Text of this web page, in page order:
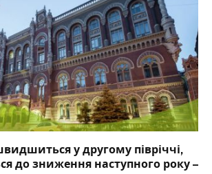
у другому півріччі,
до зниження наступного року –